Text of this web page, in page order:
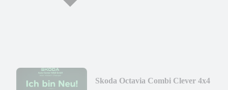
Skoda Octavia Combi Clever 4x4